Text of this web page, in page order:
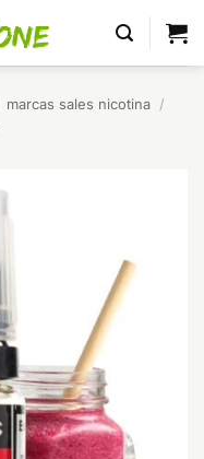
marcas sales nicotina /